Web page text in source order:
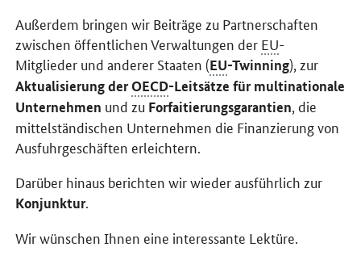
Außerdem bringen wir Beiträge zu Partnerschaften
zwischen öffentlichen Verwaltungen der EU-
Mitglieder und anderer Staaten (EU-Twinning), zur
Aktualisierung derOECD-Leitsätze für multinationale
Unternehmen und zu Forfaitierungsgarantien, die
mittelständischen Unternehmen die Finanzierung von
Ausfuhrgeschäften erleichtern.
Darüber hinaus berichten wir wieder ausführlich zur
Konjunktur.
Wir wünschen Ihnen eine interessante Lektüre.